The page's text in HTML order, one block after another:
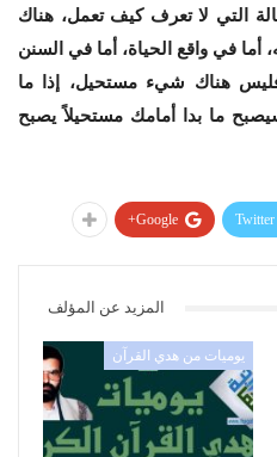
التي لا تعرف كيف تعمل، هناك
أما في واقع الحياة، أما في السنن
فليس هناك شيء مستحيل، إذا ما
ما بدا أمامك مستحيلاً يصبح
Twitter
Google+
المزيد عن المؤلف
يوميات من هدي القرآن